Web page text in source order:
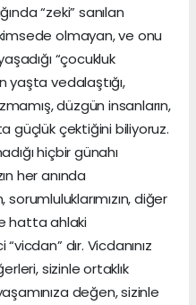
“zeki” sanılan
olmayan, ve onu
“çocukluk
yaşta vedalaştığı,
düzgün insanların,
güçlük çektiğini biliyoruz.
hiçbir günahı
her anında
sorumluluklarımızın, diğer
hatta ahlaki
dır. Vicdanınız
sizinle ortaklık
değen, sizinle